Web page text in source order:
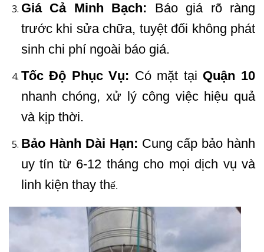
Giá Cả Minh Bạch: Báo giá rõ ràng
trước khi sửa chữa, tuyệt đối không phát
sinh chi phí ngoài báo giá.
Tốc Độ Phục Vụ: Có mặt tại Quận 10
nhanh chóng, xử lý công việc hiệu quả
và kịp thời.
Bảo Hành Dài Hạn: Cung cấp bảo hành
uy tín từ 6-12 tháng cho mọi dịch vụ và
linh kiện thay thế.